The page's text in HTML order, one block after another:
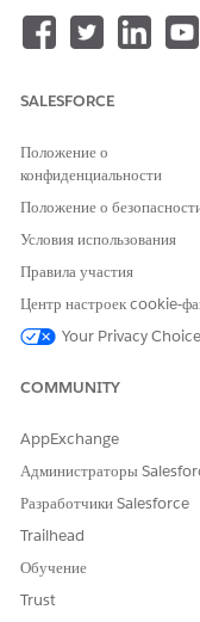
with a Marketing
ЭТА
Оставьте свой
SALESFORCE
Положение о
конфиденциальности
Положение о
Условия использования
Правила участия
Центр настроек cookie-
Your Privacy
COMMUNITY
AppExchange
Администраторы
Разработчики Salesforce
Trailhead
Обучение
Trust